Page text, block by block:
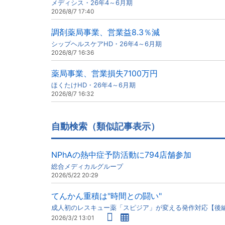
メディシス・26年4～6月期
2026/8/7 17:40
調剤薬局事業、営業益8.3％減
シップヘルスケアHD・26年4～6月期
2026/8/7 16:36
薬局事業、営業損失7100万円
ほくたけHD・26年4～6月期
2026/8/7 16:32
自動検索（類似記事表示）
NPhAの熱中症予防活動に794店舗参加
総合メディカルグループ
2026/5/22 20:29
てんかん重積は"時間との闘い"
成人初のレスキュー薬「スピジア」が変える発作対応【後
2026/3/2 13:01